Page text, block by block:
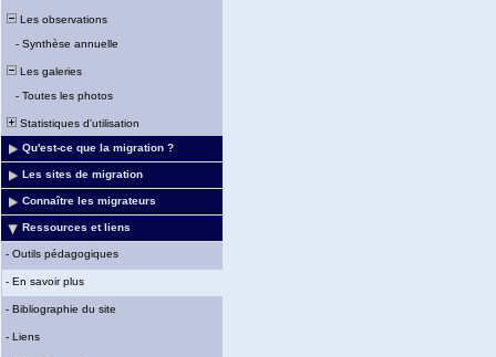
Les observations
- Synthèse annuelle
Les galeries
- Toutes les photos
Statistiques d'utilisation
Qu'est-ce que la migration ?
Les sites de migration
Connaître les migrateurs
Ressources et liens
- Outils pédagogiques
- En savoir plus
- Bibliographie du site
- Liens